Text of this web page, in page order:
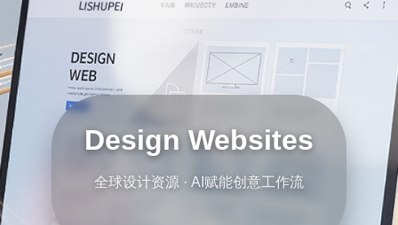
Design Websites
全球设计资源 · AI赋能创意工作流